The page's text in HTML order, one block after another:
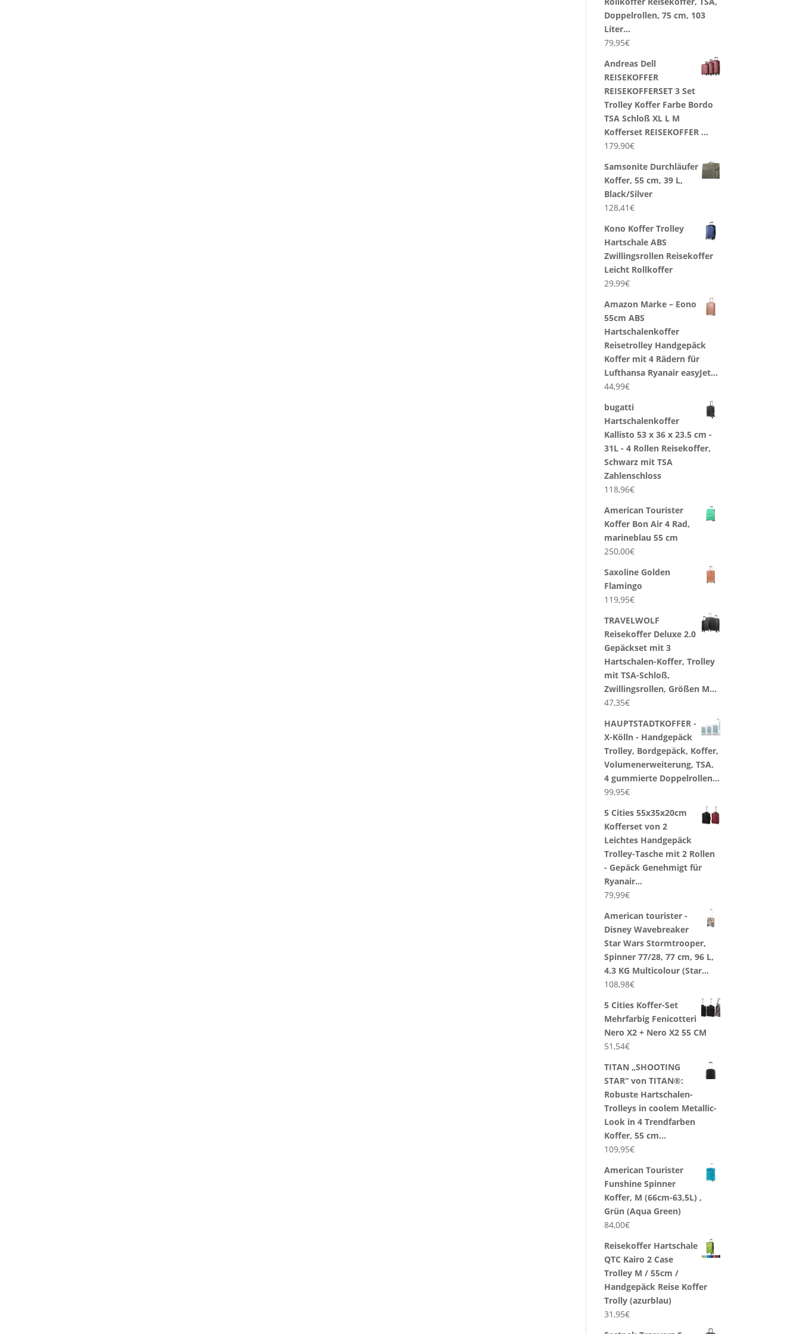
Doppelrollen, 75 cm, 103
Liter…
79,95€
Andreas Dell
REISEKOFFER
REISEKOFFERSET 3 Set
Trolley Koffer Farbe Bordo
TSA Schloß XL L M
Kofferset REISEKOFFER …
179,90€
Samsonite Durchläufer
Koffer, 55 cm, 39 L,
Black/Silver
128,41€
Kono Koffer Trolley
Hartschale ABS
Zwillingsrollen Reisekoffer
Leicht Rollkoffer
29,99€
Amazon Marke – Eono
55cm ABS
Hartschalenkoffer
Reisetrolley Handgepäck
Koffer mit 4 Rädern für
Lufthansa Ryanair easyJet…
44,99€
bugatti
Hartschalenkoffer
Kallisto 53 x 36 x 23.5 cm -
31L - 4 Rollen Reisekoffer,
Schwarz mit TSA
Zahlenschloss
118,96€
American Tourister
Koffer Bon Air 4 Rad,
marineblau 55 cm
250,00€
Saxoline Golden
Flamingo
119,95€
TRAVELWOLF
Reisekoffer Deluxe 2.0
Gepäckset mit 3
Hartschalen-Koffer, Trolley
mit TSA-Schloß,
Zwillingsrollen, Größen M…
47,35€
HAUPTSTADTKOFFER -
X-Kölln - Handgepäck
Trolley, Bordgepäck, Koffer,
Volumenerweiterung, TSA,
4 gummierte Doppelrollen…
99,95€
5 Cities 55x35x20cm
Kofferset von 2
Leichtes Handgepäck
Trolley-Tasche mit 2 Rollen
- Gepäck Genehmigt für
Ryanair…
79,99€
American tourister -
Disney Wavebreaker
Star Wars Stormtrooper,
Spinner 77/28, 77 cm, 96 L,
4.3 KG Multicolour (Star…
108,98€
5 Cities Koffer-Set
Mehrfarbig Fenicotteri
Nero X2 + Nero X2 55 CM
51,54€
TITAN „SHOOTING
STAR“ von TITAN®:
Robuste Hartschalen-
Trolleys in coolem Metallic-
Look in 4 Trendfarben
Koffer, 55 cm…
109,95€
American Tourister
Funshine Spinner
Koffer, M (66cm-63,5L) ,
Grün (Aqua Green)
84,00€
Reisekoffer Hartschale
QTC Kairo 2 Case
Trolley M / 55cm /
Handgepäck Reise Koffer
Trolly (azurblau)
31,95€